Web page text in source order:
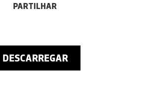
PARTILHAR
DESCARREGAR